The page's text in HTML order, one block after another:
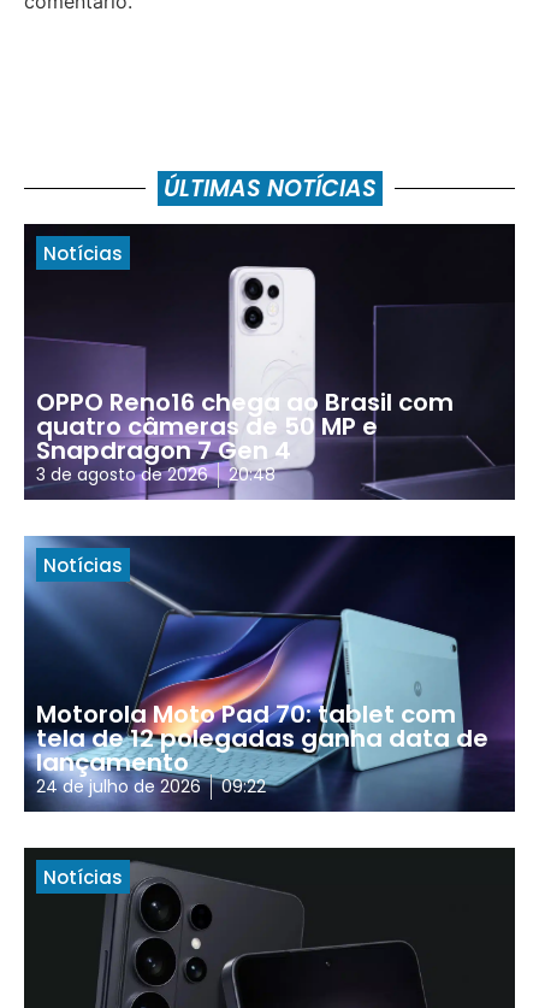
ÚLTIMAS NOTÍCIAS
Notícias
OPPO Reno16 chega ao Brasil com
quatro câmeras de 50 MP e
Snapdragon 7 Gen 4
3 de agosto de 2026 20:48
Notícias
Motorola Moto Pad 70: tablet com
tela de 12 polegadas ganha data de
lançamento
24 de julho de 2026 09:22
Notícias